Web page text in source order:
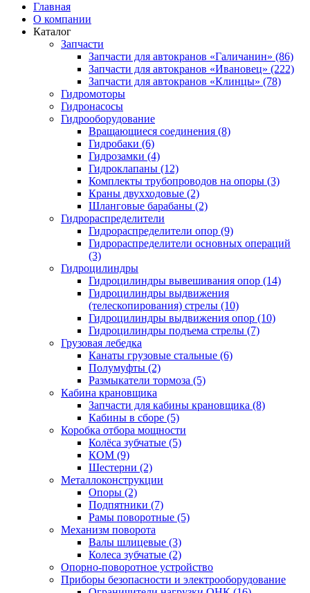
Главная
О компании
Каталог
Запчасти
Запчасти для автокранов «Галичанин» (86)
Запчасти для автокранов «Ивановец» (222)
Запчасти для автокранов «Клинцы» (78)
Гидромоторы
Гидронасосы
Гидрооборудование
Вращающиеся соединения (8)
Гидробаки (6)
Гидрозамки (4)
Гидроклапаны (12)
Комплекты трубопроводов на опоры (3)
Краны двухходовые (2)
Шланговые барабаны (2)
Гидрораспределители
Гидрораспределители опор (9)
Гидрораспределители основных операций
(3)
Гидроцилиндры
Гидроцилиндры вывешивания опор (14)
Гидроцилиндры выдвижения
(телескопирования) стрелы (10)
Гидроцилиндры выдвижения опор (10)
Гидроцилиндры подъема стрелы (7)
Грузовая лебедка
Канаты грузовые стальные (6)
Полумуфты (2)
Размыкатели тормоза (5)
Кабина крановщика
Запчасти для кабины крановщика (8)
Кабины в сборе (5)
Коробка отбора мощности
Колёса зубчатые (5)
КОМ (9)
Шестерни (2)
Металлоконструкции
Опоры (2)
Подпятники (7)
Рамы поворотные (5)
Механизм поворота
Валы шлицевые (3)
Колеса зубчатые (2)
Опорно-поворотное устройство
Приборы безопасности и электрооборудование